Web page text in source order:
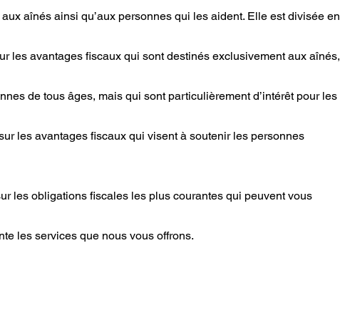
aînés ainsi qu’aux personnes qui les aident. Elle est divisée en
les avantages fiscaux qui sont destinés exclusivement aux aînés,
de tous âges, mais qui sont particulièrement d’intérêt pour les
les avantages fiscaux qui visent à soutenir les personnes
les obligations fiscales les plus courantes qui peuvent vous
les services que nous vous offrons.